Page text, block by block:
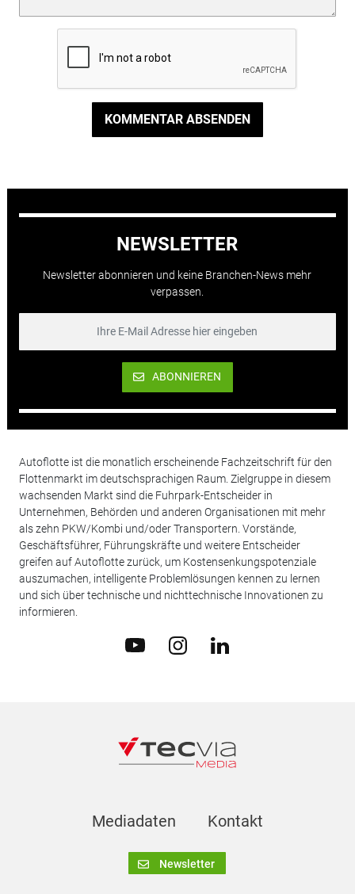
KOMMENTAR ABSENDEN
NEWSLETTER
Newsletter abonnieren und keine Branchen-News mehr
verpassen.
ABONNIEREN
Autoflotte ist die monatlich erscheinende Fachzeitschrift für den
Flottenmarkt im deutschsprachigen Raum. Zielgruppe in diesem
wachsenden Markt sind die Fuhrpark-Entscheider in
Unternehmen, Behörden und anderen Organisationen mit mehr
als zehn PKW/Kombi und/oder Transportern. Vorstände,
Geschäftsführer, Führungskräfte und weitere Entscheider
greifen auf Autoflotte zurück, um Kostensenkungspotenziale
auszumachen, intelligente Problemlösungen kennen zu lernen
und sich über technische und nichttechnische Innovationen zu
informieren.
Mediadaten Kontakt
Newsletter